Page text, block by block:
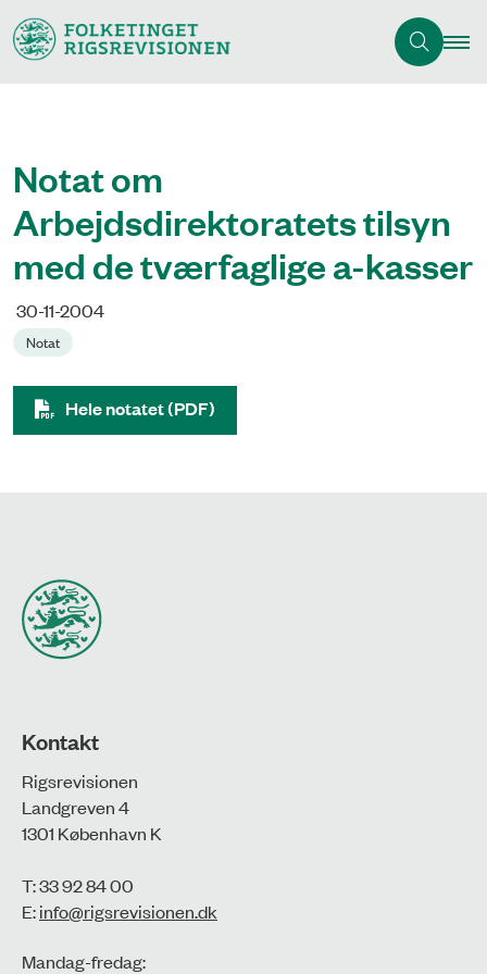
Notat om
Arbejdsdirektoratets tilsyn
med de tværfaglige a-kasser
30-11-2004
Notat
Hele notatet (PDF)
Kontakt
Rigsrevisionen
Landgreven 4
1301 København K
T: 33 92 84 00
E:info@rigsrevisionen.dk
Mandag-fredag: